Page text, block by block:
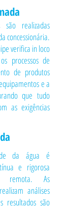
são realizadas
concessionária.
verifica in loco
processos de
de produtos
e a
que tudo
as exigências
da água é
e rigorosa
remota. As
análises
resultados são